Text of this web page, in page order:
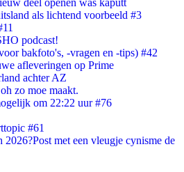
deel openen was kaputt
als lichtend voorbeeld #3
podcast!
bakfoto's, -vragen en -tips) #42
afleveringen op Prime
achter AZ
zo moe maakt.
om 22:22 uur #76
#61
2026?Post met een vleugje cynisme de